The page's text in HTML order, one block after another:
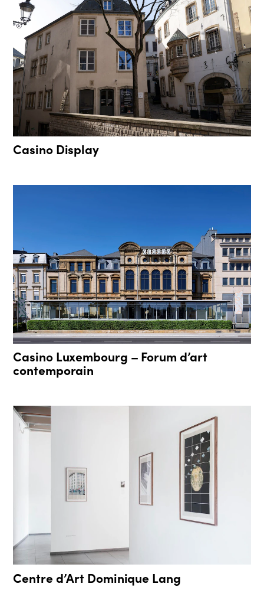
Casino Display
Casino Luxembourg – Forum d’art
contemporain
Centre d’Art Dominique Lang